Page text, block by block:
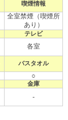
喫煙情報
全室禁煙（喫煙所
あり）
テレビ
各室
バスタオル
○
金庫
-